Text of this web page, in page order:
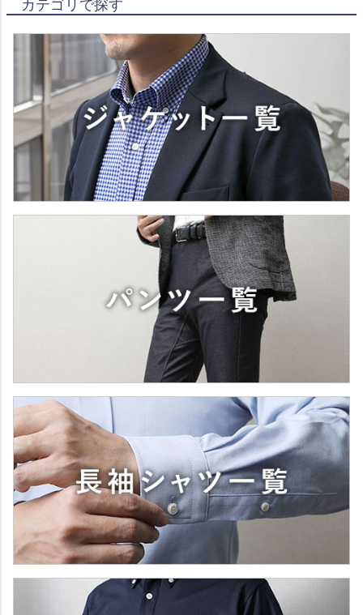
カテゴリで探す